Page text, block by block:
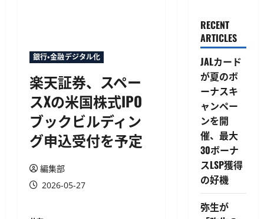
銀行・金融デジタル化
楽天証券、スペー
スXの米国株式IPO
ブックビルディン
グ申込受付を予定
編集部
2026-05-27
RECENT
ARTICLES
JALカード
が夏のボ
ーナスキ
ャンペー
ンを開
催、最大
30ボーナ
スLSP獲得
の好機
弥生が